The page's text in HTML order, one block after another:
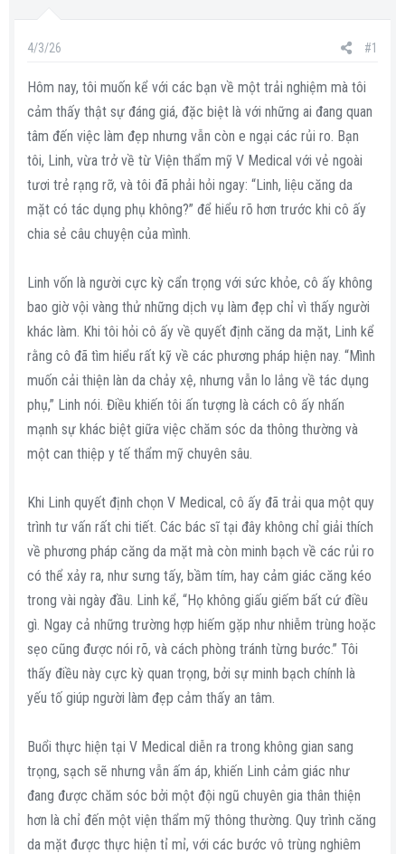
a
4/3/26 #1
Hôm nay, tôi muốn kể với các bạn về một trải nghiệm mà tôi
cảm thấy thật sự đáng giá, đặc biệt là với những ai đang quan
tâm đến việc làm đẹp nhưng vẫn còn e ngại các rủi ro. Bạn
tôi, Linh, vừa trở về từ Viện thẩm mỹ V Medical với vẻ ngoài
tươi trẻ rạng rỡ, và tôi đã phải hỏi ngay: “Linh, liệu căng da
mặt có tác dụng phụ không?” để hiểu rõ hơn trước khi cô ấy
chia sẻ câu chuyện của mình.
Linh vốn là người cực kỳ cẩn trọng với sức khỏe, cô ấy không
bao giờ vội vàng thử những dịch vụ làm đẹp chỉ vì thấy người
khác làm. Khi tôi hỏi cô ấy về quyết định căng da mặt, Linh kể
rằng cô đã tìm hiểu rất kỹ về các phương pháp hiện nay. “Mình
muốn cải thiện làn da chảy xệ, nhưng vẫn lo lắng về tác dụng
phụ,” Linh nói. Điều khiến tôi ấn tượng là cách cô ấy nhấn
mạnh sự khác biệt giữa việc chăm sóc da thông thường và
một can thiệp y tế thẩm mỹ chuyên sâu.
Khi Linh quyết định chọn V Medical, cô ấy đã trải qua một quy
trình tư vấn rất chi tiết. Các bác sĩ tại đây không chỉ giải thích
về phương pháp căng da mặt mà còn minh bạch về các rủi ro
có thể xảy ra, như sưng tấy, bầm tím, hay cảm giác căng kéo
trong vài ngày đầu. Linh kể, “Họ không giấu giếm bất cứ điều
gì. Ngay cả những trường hợp hiếm gặp như nhiễm trùng hoặc
sẹo cũng được nói rõ, và cách phòng tránh từng bước.” Tôi
thấy điều này cực kỳ quan trọng, bởi sự minh bạch chính là
yếu tố giúp người làm đẹp cảm thấy an tâm.
Buổi thực hiện tại V Medical diễn ra trong không gian sang
trọng, sạch sẽ nhưng vẫn ấm áp, khiến Linh cảm giác như
đang được chăm sóc bởi một đội ngũ chuyên gia thân thiện
hơn là chỉ đến một viện thẩm mỹ thông thường. Quy trình căng
da mặt được thực hiện tỉ mỉ, với các bước vô trùng nghiêm